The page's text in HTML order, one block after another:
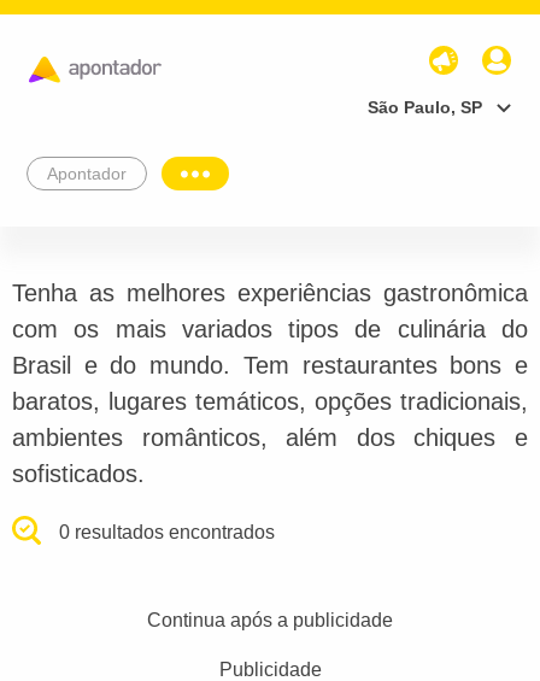
São Paulo, SP
Apontador
Tenha as melhores experiências gastronômica
com os mais variados tipos de culinária do
Brasil e do mundo. Tem restaurantes bons e
baratos, lugares temáticos, opções tradicionais,
ambientes românticos, além dos chiques e
sofisticados.
0 resultados encontrados
Continua após a publicidade
Publicidade